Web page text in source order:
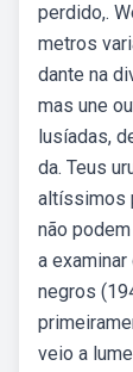
perdido,.
metros
dante na
mas une
lusíadas,
da. Teus
altíssimos
não
a
negros
veio a